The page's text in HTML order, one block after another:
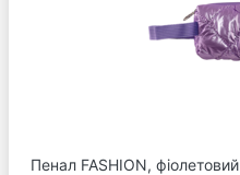
Пенал FASHION, фіолетовий